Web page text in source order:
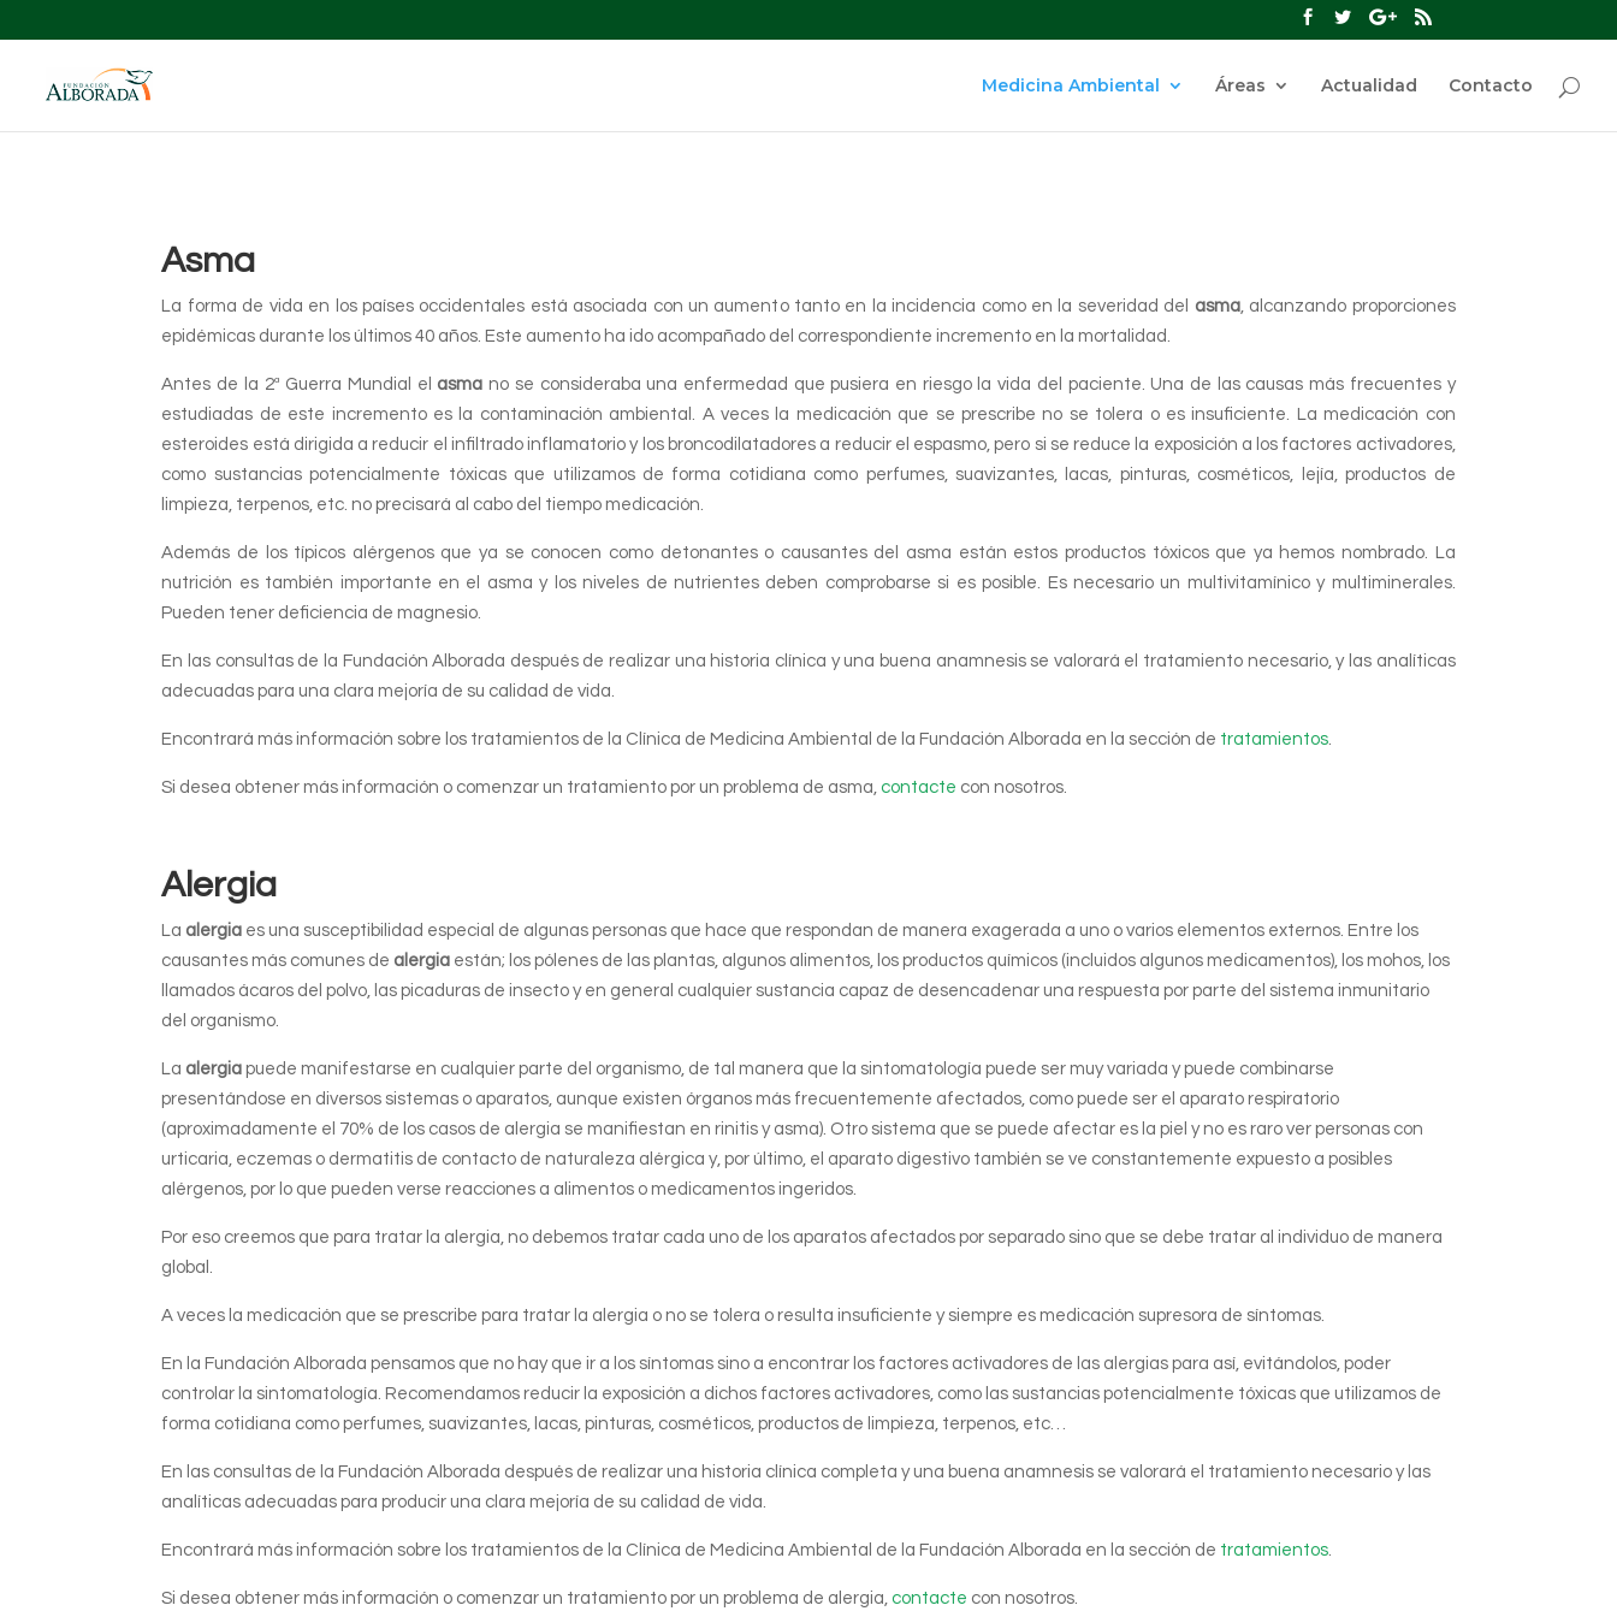
Medicina Ambiental Áreas Actualidad Contacto
Asma
La forma de vida en los países occidentales está asociada con un aumento tanto en la incidencia como en la severidad del asma, alcanzando proporciones
epidémicas durante los últimos 40 años. Este aumento ha ido acompañado del correspondiente incremento en la mortalidad.
Antes de la 2ª Guerra Mundial el asma no se consideraba una enfermedad que pusiera en riesgo la vida del paciente. Una de las causas más frecuentes y
estudiadas de este incremento es la contaminación ambiental. A veces la medicación que se prescribe no se tolera o es insuficiente. La medicación con
esteroides está dirigida a reducir el infiltrado inflamatorio y los broncodilatadores a reducir el espasmo, pero si se reduce la exposición a los factores activadores,
como sustancias potencialmente tóxicas que utilizamos de forma cotidiana como perfumes, suavizantes, lacas, pinturas, cosméticos, lejía, productos de
limpieza, terpenos, etc. no precisará al cabo del tiempo medicación.
Además de los típicos alérgenos que ya se conocen como detonantes o causantes del asma están estos productos tóxicos que ya hemos nombrado. La
nutrición es también importante en el asma y los niveles de nutrientes deben comprobarse si es posible. Es necesario un multivitamínico y multiminerales.
Pueden tener deficiencia de magnesio.
En las consultas de la Fundación Alborada después de realizar una historia clínica y una buena anamnesis se valorará el tratamiento necesario, y las analíticas
adecuadas para una clara mejoría de su calidad de vida.
Encontrará más información sobre los tratamientos de la Clínica de Medicina Ambiental de la Fundación Alborada en la sección de tratamientos.
Si desea obtener más información o comenzar un tratamiento por un problema de asma,contacte con nosotros.
Alergia
La alergia es una susceptibilidad especial de algunas personas que hace que respondan de manera exagerada a uno o varios elementos externos. Entre los
causantes más comunes de alergia están; los pólenes de las plantas, algunos alimentos, los productos químicos (incluidos algunos medicamentos), los mohos, los
llamados ácaros del polvo, las picaduras de insecto y en general cualquier sustancia capaz de desencadenar una respuesta por parte del sistema inmunitario
del organismo.
La alergia puede manifestarse en cualquier parte del organismo, de tal manera que la sintomatología puede ser muy variada y puede combinarse
presentándose en diversos sistemas o aparatos, aunque existen órganos más frecuentemente afectados, como puede ser el aparato respiratorio
(aproximadamente el 70% de los casos de alergia se manifiestan en rinitis y asma). Otro sistema que se puede afectar es la piel y no es raro ver personas con
urticaria, eczemas o dermatitis de contacto de naturaleza alérgica y, por último, el aparato digestivo también se ve constantemente expuesto a posibles
alérgenos, por lo que pueden verse reacciones a alimentos o medicamentos ingeridos.
Por eso creemos que para tratar la alergia, no debemos tratar cada uno de los aparatos afectados por separado sino que se debe tratar al individuo de manera
global.
A veces la medicación que se prescribe para tratar la alergia o no se tolera o resulta insuficiente y siempre es medicación supresora de síntomas.
En la Fundación Alborada pensamos que no hay que ir a los síntomas sino a encontrar los factores activadores de las alergias para así, evitándolos, poder
controlar la sintomatología. Recomendamos reducir la exposición a dichos factores activadores, como las sustancias potencialmente tóxicas que utilizamos de
forma cotidiana como perfumes, suavizantes, lacas, pinturas, cosméticos, productos de limpieza, terpenos, etc…
En las consultas de la Fundación Alborada después de realizar una historia clínica completa y una buena anamnesis se valorará el tratamiento necesario y las
analíticas adecuadas para producir una clara mejoría de su calidad de vida.
Encontrará más información sobre los tratamientos de la Clínica de Medicina Ambiental de la Fundación Alborada en la sección de tratamientos
Si desea obtener más información o comenzar un tratamiento por un problema de alergia,contacte con nosotros.